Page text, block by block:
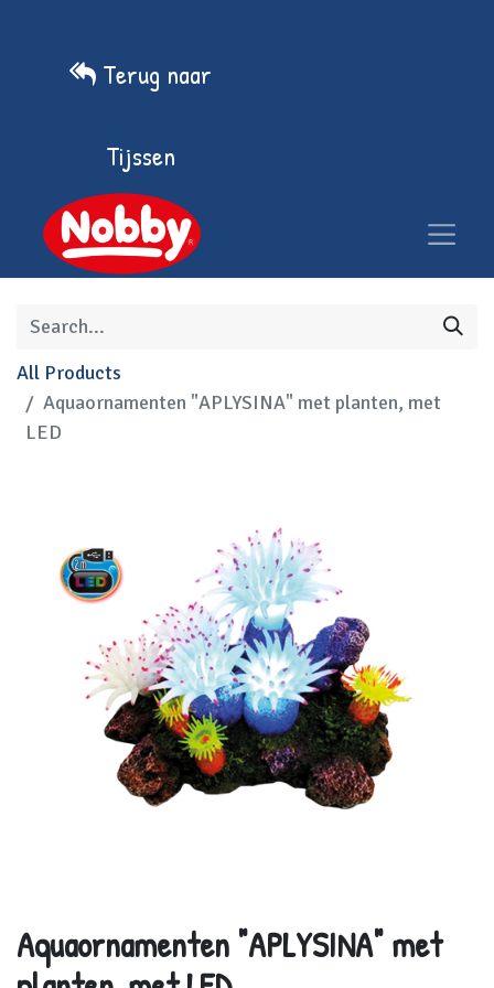
Terug naar
Tijssen
All Products
Aquaornamenten "APLYSINA" met planten, met
LED
Aquaornamenten "APLYSINA" met